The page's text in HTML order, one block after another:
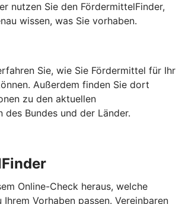
nutzen Sie den FördermittelFinder,
wissen, was Sie vorhaben.
Sie, wie Sie Fördermittel für Ihr
Außerdem finden Sie dort
zu den aktuellen
des Bundes und der Länder.
Online-Check heraus, welche
Vorhaben passen. Vereinbaren